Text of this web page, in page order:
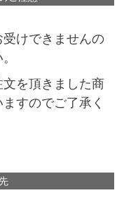
けできませんの
を頂きました商
すのでご了承く